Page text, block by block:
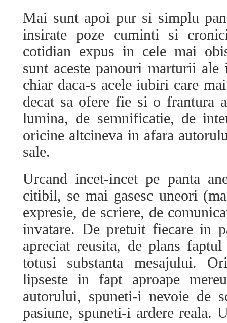
Mai sunt apoi pur si simplu
insirate poze cuminti si
cotidian expus in cele mai
sunt aceste panouri marturii
chiar daca-s acele iubiri care
decat sa ofere fie si o frantura
lumina, de semnificatie, de
oricine altcineva in afara
sale.
Urcand incet-incet pe panta
citibil, se mai gasesc uneori
expresie, de scriere, de
invatare. De pretuit fiecare in
apreciat reusita, de plans
totusi substanta mesajului.
lipseste in fapt aproape
autorului, spuneti-i nevoie de
pasiune, spuneti-i ardere reala.